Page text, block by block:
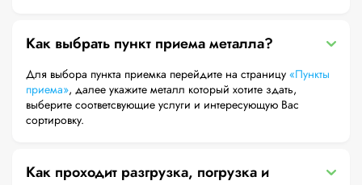
Как выбрать пункт приема металла?
Для выбора пункта приемка перейдите на страницу «Пункты
приема», далее укажите металл который хотите здать,
выберите соответсвующие услуги и интересующую Вас
сортировку.
Как проходит разгрузка, погрузка и